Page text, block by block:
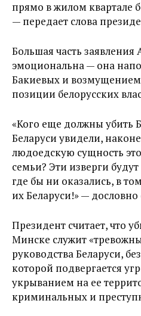
прямо в жилом квартале
— передает слова
Большая часть заявления
эмоциональна — она
Бакиевых и возмущением
позиции белорусских
«Кого еще должны убить
Беларуси увидели,
людоедскую сущность
семьи? Эти изверги
где бы ни оказались, в
их Беларуси!» — дословно
Президент считает, что
Минске служит
руководства Беларуси,
которой подвергается
укрыванием на ее
криминальных и